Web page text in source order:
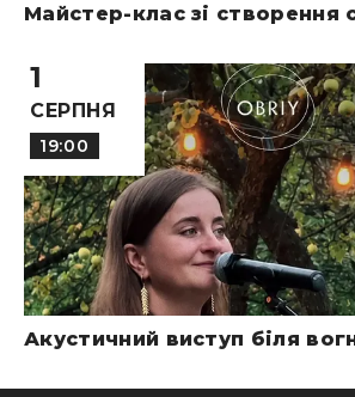
Майстер-клас зі створення
1
СЕРПНЯ
19:00
Акустичний виступ біля